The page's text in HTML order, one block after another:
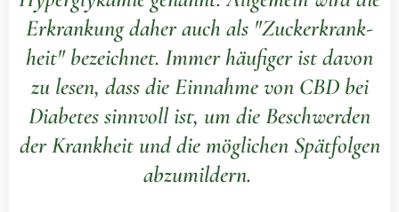
Erkrankung daher auch als "Zucker­krank­
heit" bezeichnet. Immer häufiger ist davon
zu lesen, dass die Einnahme von CBD bei
Dia­be­tes sinnvoll ist, um die Be­schwer­den
der Krankheit und die möglichen Spätfolgen
abzumildern.